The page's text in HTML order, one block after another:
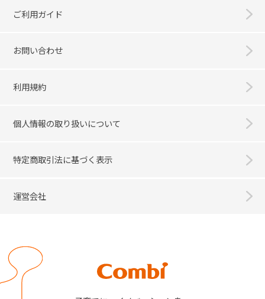
ご利用ガイド
お問い合わせ
利用規約
個人情報の取り扱いについて
特定商取引法に基づく表示
運営会社